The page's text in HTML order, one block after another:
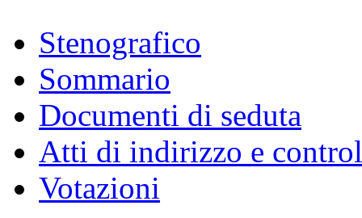
Stenografico
Sommario
Documenti di seduta
Atti di indirizzo e
Votazioni